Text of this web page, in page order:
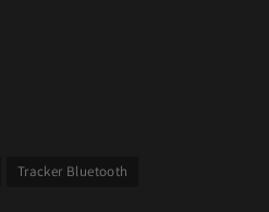
Tracker Bluetooth